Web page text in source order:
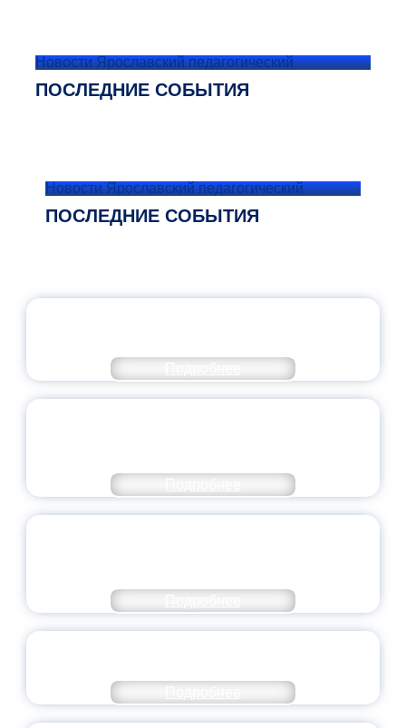
Новости Ярославский педагогический
ПОСЛЕДНИЕ СОБЫТИЯ
Новости Ярославский педагогический
ПОСЛЕДНИЕ СОБЫТИЯ